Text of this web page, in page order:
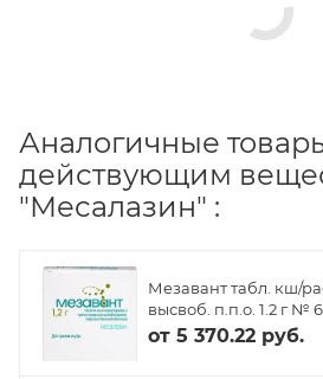
Аналогичные
действующим
"Месалазин" :
Мезавант табл. кш/
высвоб. п.п.о. 1.2 г №
от 5 370.22 руб.